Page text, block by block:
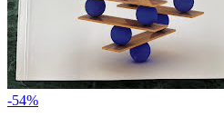
-54%